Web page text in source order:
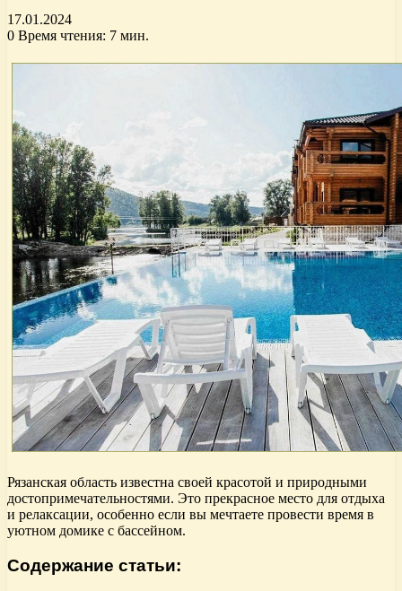
17.01.2024
0 Время чтения: 7 мин.
Рязанская область известна своей красотой и природными
достопримечательностями. Это прекрасное место для отдыха
и релаксации, особенно если вы мечтаете провести время в
уютном домике с бассейном.
Содержание статьи: